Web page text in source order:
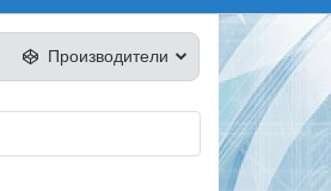
Производители